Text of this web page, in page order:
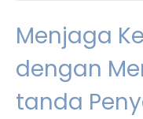
Menjaga
dengan
tanda